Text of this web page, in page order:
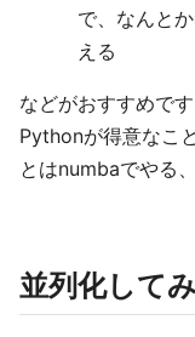
で、なんと
える
などがおすすめです
Pythonが得意なこ
とはnumbaでやる
並列化して